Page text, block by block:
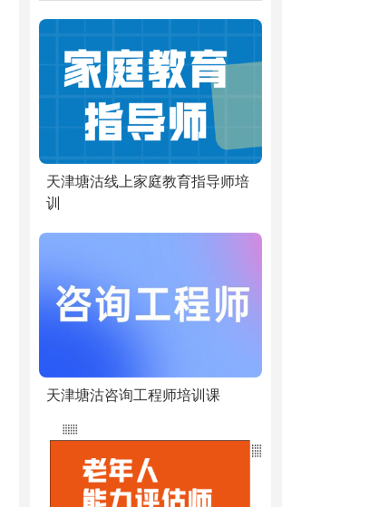
天津塘沽线上家庭教育指导师培
训
天津塘沽咨询工程师培训课